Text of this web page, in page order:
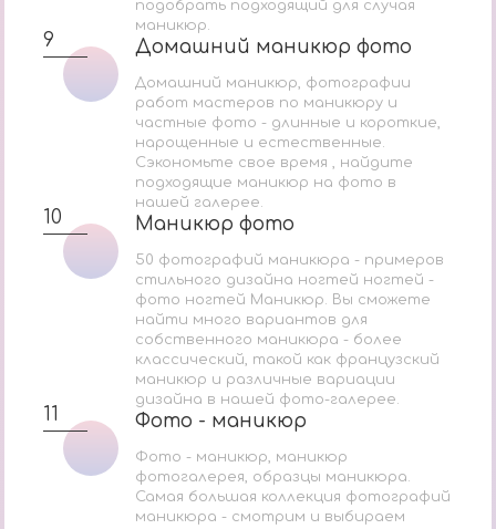
подобрать подходящий для случая
маникюр.
9 Домашний маникюр фото
Домашний маникюр фото
Домашний маникюр, фотографии
работ мастеров по маникюру и
частные фото - длинные и короткие,
нарощенные и естественные.
Сэкономьте свое время , найдите
подходящие маникюр на фото в
нашей галерее.
10 Маникюр фото
Маникюр фото
50 фотографий маникюра - примеров
стильного дизайна ногтей ногтей -
фото ногтей Маникюр. Вы сможете
найти много вариантов для
собственного маникюра - более
классический, такой как французский
маникюр и различные вариации
дизайна в нашей фото-галерее.
11 Фото - маникюр
Фото - маникюр
Фото - маникюр, маникюр
фотогалерея, образцы маникюра.
Самая большая коллекция фотографий
маникюра - смотрим и выбираем